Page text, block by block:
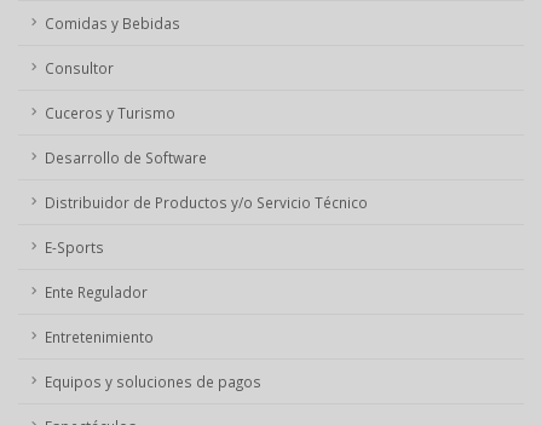
Comidas y Bebidas
Consultor
Cuceros y Turismo
Desarrollo de Software
Distribuidor de Productos y/o Servicio Técnico
E-Sports
Ente Regulador
Entretenimiento
Equipos y soluciones de pagos